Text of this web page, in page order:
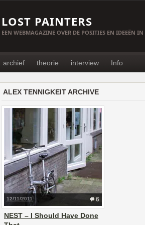
LOST PAINTERS
EEN WEBMAGAZINE OVER DE POSITIES EN IDEEËN
archief theorie interview Info
ALEX TENNIGKEIT ARCHIVE
6
12/11/2011
NEST – I Should Have Done